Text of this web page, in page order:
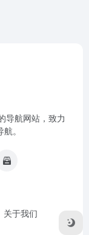
导航网站，致力
。
关于我们